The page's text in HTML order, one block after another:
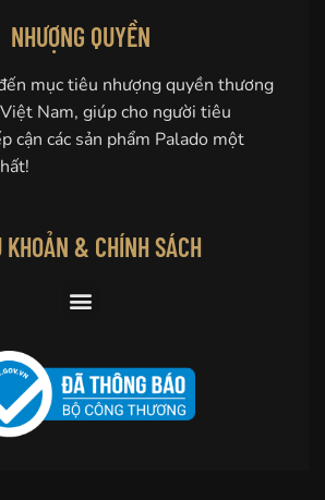
NHƯỢNG QUYỀN
mục tiêu nhượng quyền thương
Nam, giúp cho người tiêu
cận các sản phẩm Palado một
& CHÍNH SÁCH